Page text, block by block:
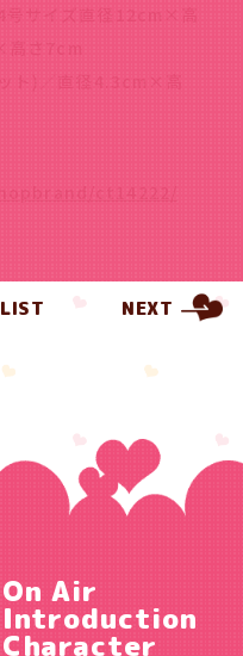
号サイズ直径12cm×高
さ7cm
ト)／直径4.3cm×高
ct14222/
NEXT
On Air
Introduction
Character